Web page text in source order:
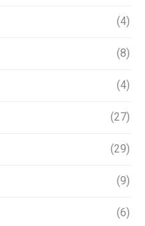
(4)
(8)
(4)
(27)
(29)
(9)
(6)